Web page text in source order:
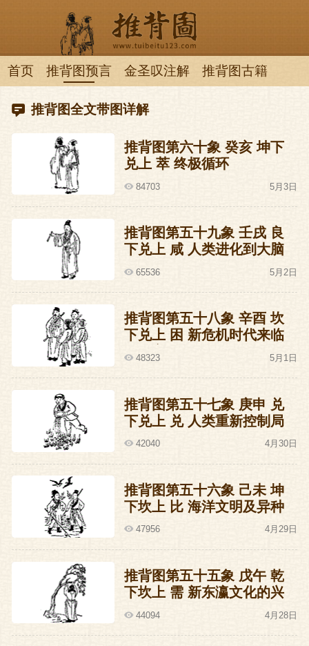
图
首页 推背图预言 金圣叹注解 推背图古籍
推背图全文带图详解
推背图第六十象 癸亥 坤下
兑上 萃 终极循环
84703 5月3日
推背图第五十九象 壬戌 良
下兑上 咸 人类进化到大脑
联网时代的预言
65536 5月2日
推背图第五十八象 辛酉 坎
下兑上 困 新危机时代来临
的预言
48323 5月1日
推背图第五十七象 庚申 兑
下兑上 兑 人类重新控制局
面并反省自我过失的预言
42040 4月30日
推背图第五十六象 己未 坤
下坎上 比 海洋文明及异种
人兴起的预言
47956 4月29日
推背图第五十五象 戊午 乾
下坎上 需 新东瀛文化的兴
起与衰落的预言
44094 4月28日